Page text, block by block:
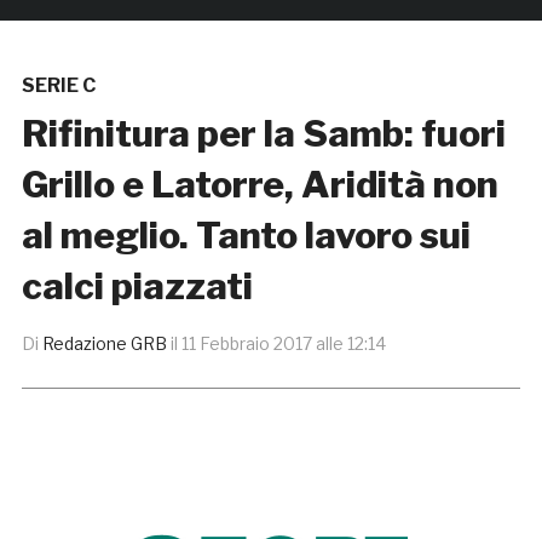
SERIE C
Rifinitura per la Samb: fuori
Grillo e Latorre, Aridità non
al meglio. Tanto lavoro sui
calci piazzati
Di Redazione GRB il 11 Febbraio 2017 alle 12:14